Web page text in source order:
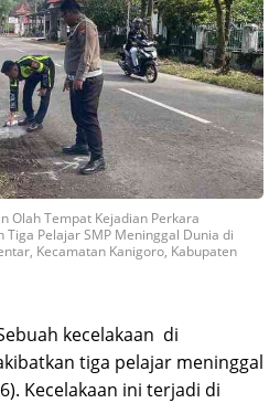
Olah Tempat Kejadian Perkara
Pelajar SMP Meninggal Dunia di
Kecamatan Kanigoro, Kabupaten
kecelakaan di
tiga pelajar meninggal
Kecelakaan ini terjadi di